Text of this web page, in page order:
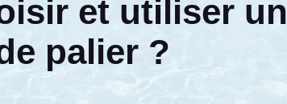
et utiliser un
palier ?